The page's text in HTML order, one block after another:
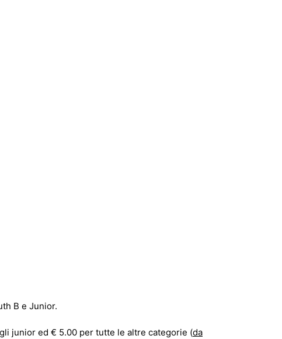
B e Junior.
junior ed € 5.00 per tutte le altre categorie (da